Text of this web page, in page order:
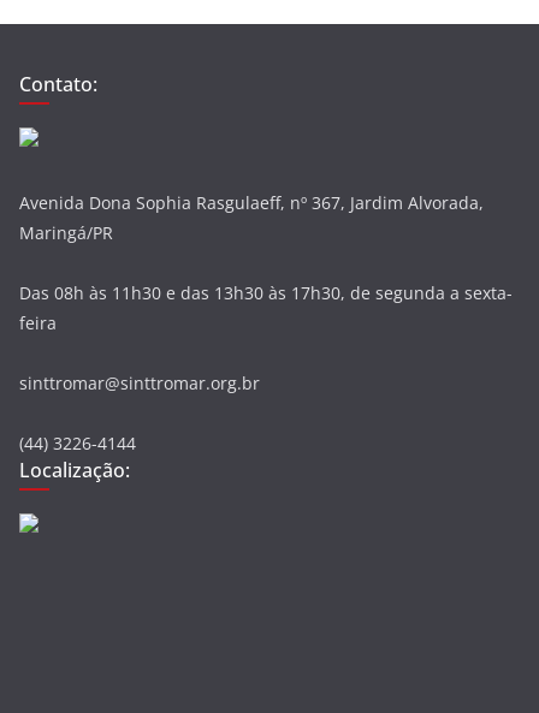
Contato:
Avenida Dona Sophia Rasgulaeff, nº 367, Jardim Alvorada,
Maringá/PR
Das 08h às 11h30 e das 13h30 às 17h30, de segunda a sexta-
feira
sinttromar@sinttromar.org.br
(44) 3226-4144
Localização: